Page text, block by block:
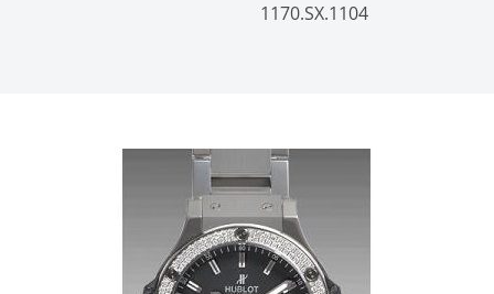
1170.SX.1104